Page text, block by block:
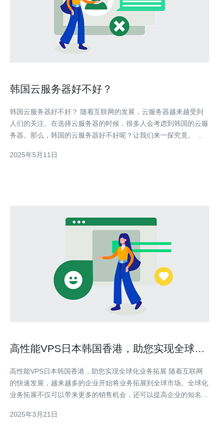
韩国云服务器好不好？
韩国云服务器好不好？ 随着互联网的发展，云服务器越来越受到
人们的关注。在选择云服务器的时候，很多人会考虑到韩国的云服
务器。那么，韩国的云服务器好不好呢？让我们来一探究竟。 韩
因此，韩国的云服务器在性能上表现优异，稳定性较高，能够满足
2025年5月11日
高性能VPS日本韩国香港，助您实现全球化
高性能VPS日本韩国香港，助您实现全球化业务拓展 随着互联网
的快速发展，越来越多的企业开始将业务拓展到全球市场。全球化
业务拓展不仅可以带来更多的销售机会，还可以提高企业的知名度
因素是拥有高性能的虚拟专用服务器（VPS）。
2025年3月21日